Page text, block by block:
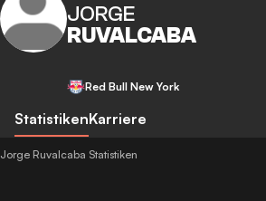
JORGE
RUVALCABA
Red Bull New York
StatistikenKarriere
Jorge Ruvalcaba Statistiken